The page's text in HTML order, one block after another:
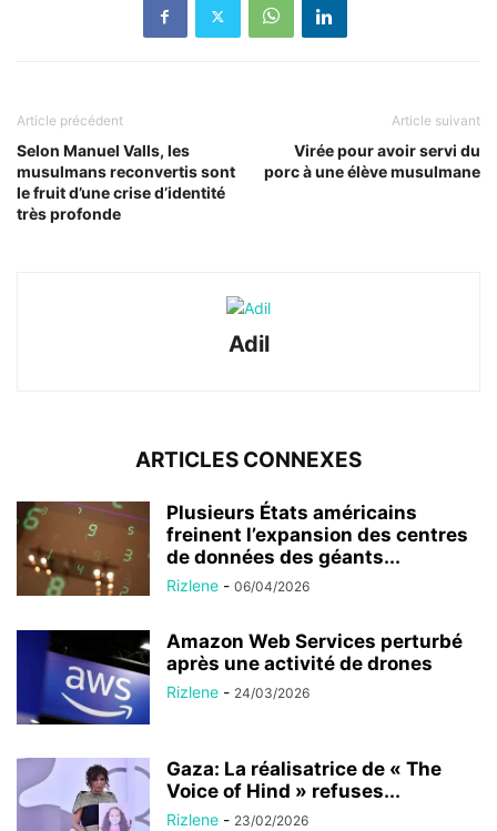
Article précédent
Selon Manuel Valls, les
musulmans reconvertis sont
le fruit d’une crise d’identité
très profonde
Article suivant
Virée pour avoir servi du
porc à une élève musulmane
Adil
ARTICLES CONNEXES
Plusieurs États américains
freinent l’expansion des centres
de données des géants...
Rizlene - 06/04/2026
Amazon Web Services perturbé
après une activité de drones
Rizlene - 24/03/2026
Gaza: La réalisatrice de « The
Voice of Hind » refuses...
Rizlene - 23/02/2026